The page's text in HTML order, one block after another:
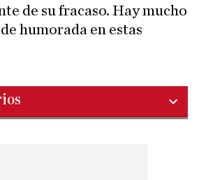
de su fracaso. Hay mucho
humorada en estas